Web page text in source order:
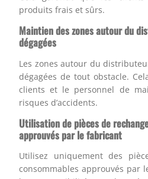
produits frais et sûrs.
Maintien des zones autour du
dégagées
Les zones autour du
dégagées de tout obstacle.
clients et le personnel de
risques d’accidents.
Utilisation de pièces de
approuvés par le fabricant
Utilisez uniquement des
consommables approuvés par